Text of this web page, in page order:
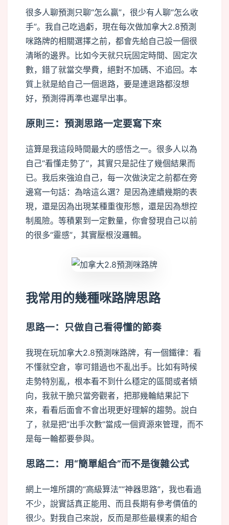
很多人聊預測只聊“怎么贏”，很少有人聊“怎么收
手”。我自己吃過虧，現在每次做加拿大2.8預測
咪路牌的相關選擇之前，都會先給自己設一個很
清晰的邊界。比如今天就只玩固定時間、固定次
數，錯了就當交學費，絕對不加碼、不追回。本
質上就是給自己一個退路，要是連退路都沒想
好，預測得再準也遲早出事。
原則三：預測思路一定要寫下來
這算是我這段時間最大的感悟之一。很多人以為
自己“看懂走勢了”，其實只是記住了幾個結果而
已。我后來強迫自己，每一次做決定之前都在旁
邊寫一句話：為啥這么選？是因為連續幾期的表
現，還是因為出現某種重復形態，還是因為想控
制風險。等積累到一定數量，你會發現自己以前
的很多“靈感”，其實壓根沒邏輯。
我常用的幾種咪路牌思路
思路一：只做自己看得懂的節奏
我現在玩加拿大2.8預測咪路牌，有一個鐵律：看
不懂就空倉，寧可錯過也不亂出手。比如有時候
走勢特別亂，根本看不到什么穩定的區間或者傾
向，我就干脆只當旁觀者，把那幾輪結果記下
來，看看后面會不會出現更好理解的趨勢。說白
了，就是把“出手次數”當成一個資源來管理，而不
是每一輪都要參與。
思路二：用“簡單組合”而不是復雜公式
網上一堆所謂的“高級算法”“神器思路”，我也看過
不少，說實話真正能用、而且長期有參考價值的
很少。對我自己來說，反而是那些最樸素的組合